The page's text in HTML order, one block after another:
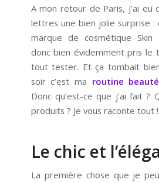
A mon retour de Paris, j’ai eu
lettres une bien jolie surprise :
marque de cosmétique Skin
donc bien évidemment pris le
tout tester. Et ça tombait
soir c’est ma routine beauté
Donc qu’est-ce que j’ai fait ?
produits ? Je vous raconte tout !
Le chic et
La première chose que je